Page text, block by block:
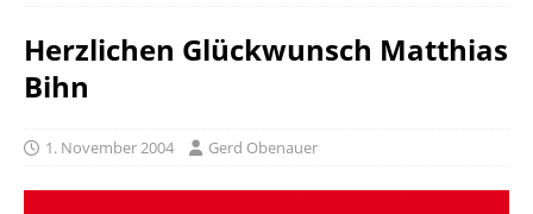
Herzlichen Glückwunsch Matthias
Bihn
1. November 2004 Gerd Obenauer